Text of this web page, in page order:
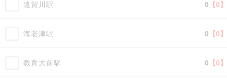
遠賀川駅 【0】
0
海老津駅 【0】
0
教育大前駅 【0】
0